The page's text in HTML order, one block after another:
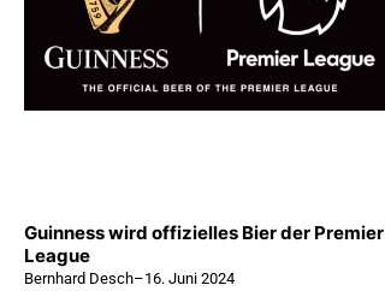
Guinness wird offizielles Bier der Premier
League
Bernhard Desch–16. Juni 2024